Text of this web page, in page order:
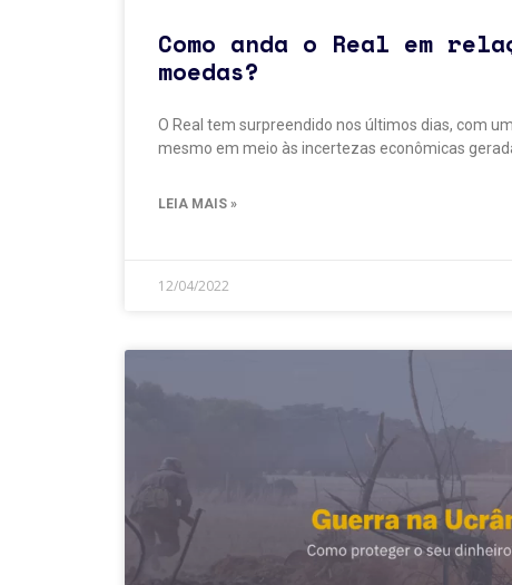
Como anda o Real em
moedas?
O Real tem surpreendido nos últimos dias, com
mesmo em meio às incertezas econômicas
LEIA MAIS »
12/04/2022